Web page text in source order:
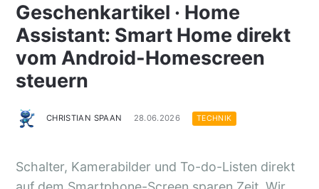
Geschenkartikel · Home
Assistant: Smart Home direkt
vom Android-Homescreen
steuern
CHRISTIAN SPAAN 28.06.2026 TECHNIK
Schalter, Kamerabilder und To-do-Listen direkt